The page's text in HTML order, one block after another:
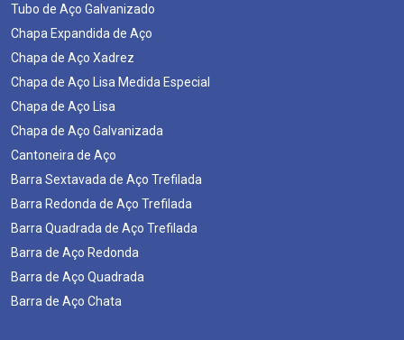
Tubo de Aço Galvanizado
Chapa Expandida de Aço
Chapa de Aço Xadrez
Chapa de Aço Lisa Medida Especial
Chapa de Aço Lisa
Chapa de Aço Galvanizada
Cantoneira de Aço
Barra Sextavada de Aço Trefilada
Barra Redonda de Aço Trefilada
Barra Quadrada de Aço Trefilada
Barra de Aço Redonda
Barra de Aço Quadrada
Barra de Aço Chata